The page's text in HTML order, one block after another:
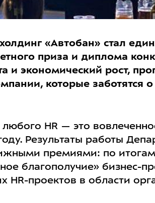
«Автобан» стал
приза и диплома
и экономический рост,
которые заботятся о
HR — это
Результаты работы
премиями: по итогам
благополучие» бизнес-
HR-проектов в области